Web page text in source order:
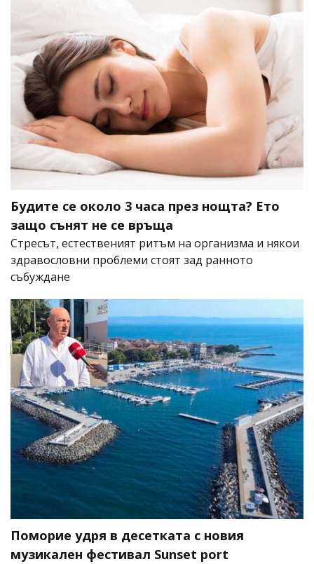
Будите се около 3 часа през нощта? Ето
защо сънят не се връща
Стресът, естественият ритъм на организма и някои
здравословни проблеми стоят зад ранното
събуждане
Поморие удря в десетката с новия
музикален фестивал Sunset port